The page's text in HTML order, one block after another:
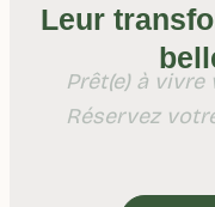
Leur
Prêt(e) à
Réservez